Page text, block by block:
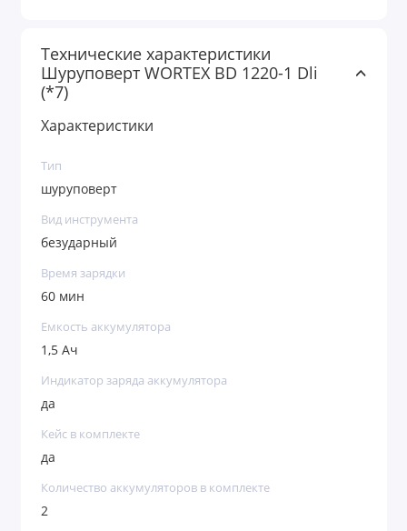
Технические характеристики
Шуруповерт WORTEX BD 1220-1 Dli
(*7)
Характеристики
Тип
шуруповерт
Вид инструмента
безударный
Время зарядки
60 мин
Емкость аккумулятора
1,5 Ач
Индикатор заряда аккумулятора
да
Кейс в комплекте
да
Количество аккумуляторов в комплекте
2